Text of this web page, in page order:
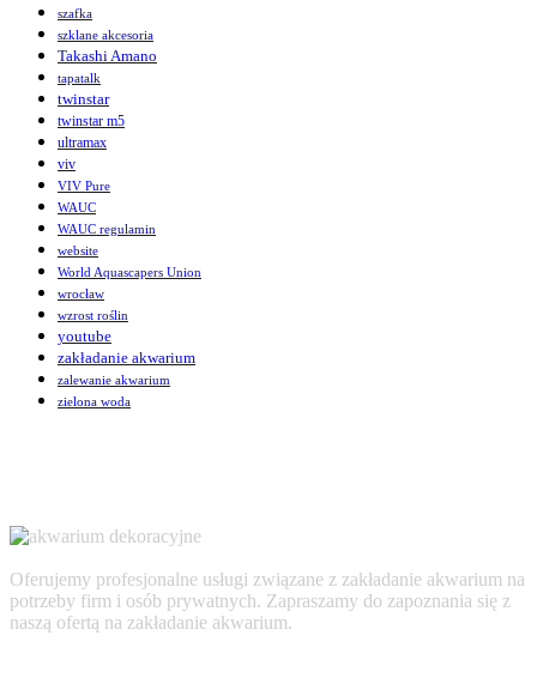
szafka
szklane akcesoria
Takashi Amano
tapatalk
twinstar
twinstar m5
ultramax
viv
VIV Pure
WAUC
WAUC regulamin
website
World Aquascapers Union
wrocław
wzrost roślin
youtube
zakładanie akwarium
zalewanie akwarium
zielona woda
Oferujemy profesjonalne usługi związane z zakładanie akwarium na
potrzeby firm i osób prywatnych. Zapraszamy do zapoznania się z
naszą ofertą na zakładanie akwarium.